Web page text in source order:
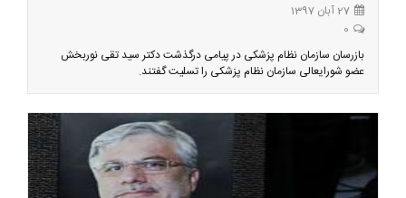
27 آبان 1397
0
بازرسان سازمان نظام پزشکی در پیامی درگذشت دکتر سید تقی نوربخش
عضو شورایعالی سازمان نظام پزشکی را تسلیت گفتند.